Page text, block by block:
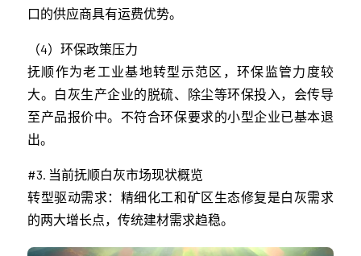
口的供应商具有运费优势。
（4）环保政策压力
抚顺作为老工业基地转型示范区，环保监管力度较
大。白灰生产企业的脱硫、除尘等环保投入，会传导
至产品报价中。不符合环保要求的小型企业已基本退
出。
#3. 当前抚顺白灰市场现状概览
转型驱动需求：精细化工和矿区生态修复是白灰需求
的两大增长点，传统建材需求趋稳。